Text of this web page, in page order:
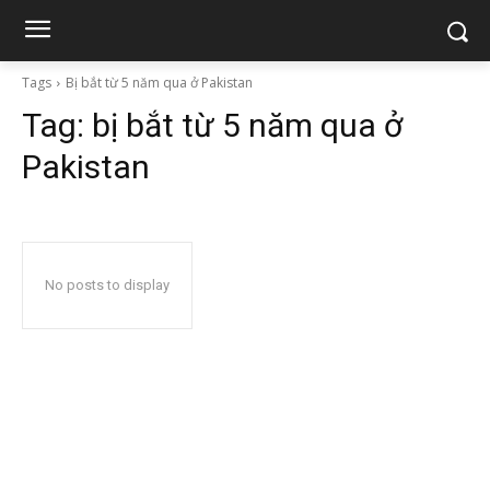
Tags Bị bắt từ 5 năm qua ở Pakistan
Tag: bị bắt từ 5 năm qua ở
Pakistan
No posts to display